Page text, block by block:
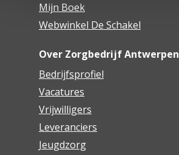
Mijn Boek
Webwinkel De Schakel
Over Zorgbedrijf Antwerpen
Bedrijfsprofiel
Vacatures
Vrijwilligers
Leveranciers
Jeugdzorg